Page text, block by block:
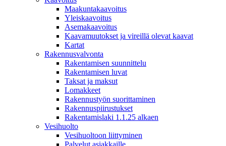
Maakuntakaavoitus
Yleiskaavoitus
Asemakaavoitus
Kaavamuutokset ja vireillä olevat kaavat
Kartat
Rakennusvalvonta
Rakentamisen suunnittelu
Rakentamisen luvat
Taksat ja maksut
Lomakkeet
Rakennustyön suorittaminen
Rakennuspiirustukset
Rakentamislaki 1.1.25 alkaen
Vesihuolto
Vesihuoltoon liittyminen
Palvelut asiakkaille